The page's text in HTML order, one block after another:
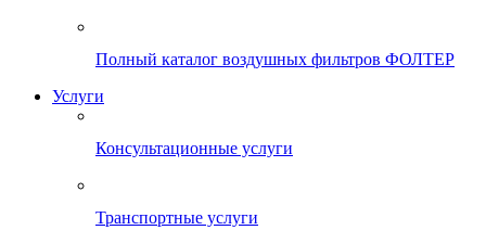
Полный каталог воздушных фильтров ФОЛТЕР
Услуги
Консультационные услуги
Транспортные услуги